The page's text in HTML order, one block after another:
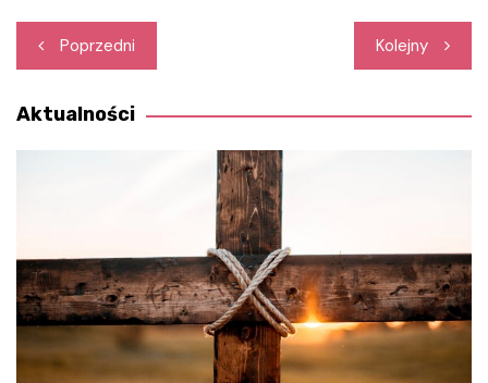
Nawigacja
wpisu
Poprzedni Kolejny
Aktualności